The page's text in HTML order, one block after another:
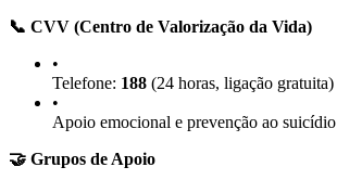
📞 CVV (Centro de Valorização da Vida)
•
Telefone: 188 (24 horas, ligação gratuita)
•
Apoio emocional e prevenção ao suicídio
🤝 Grupos de Apoio